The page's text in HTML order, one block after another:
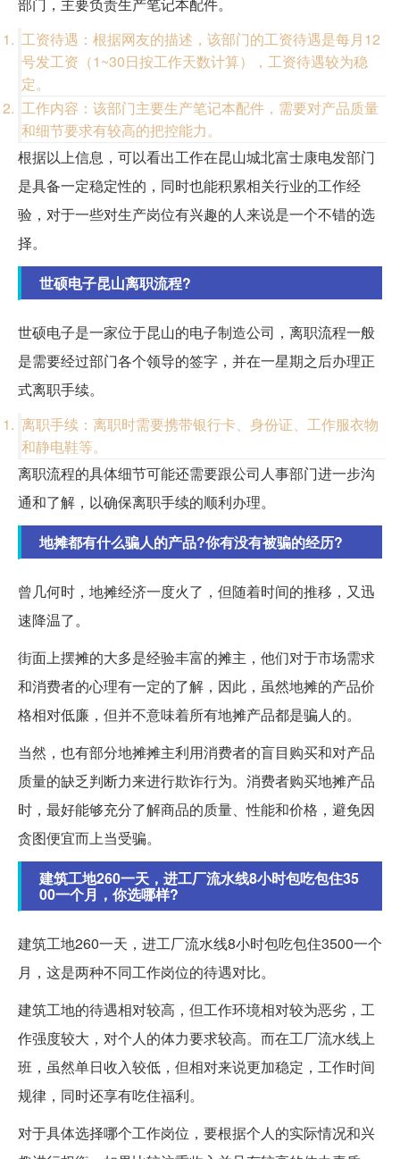
工资待遇：根据网友的描述，该部门的工资待遇是每月12
号发工资（1~30日按工作天数计算），工资待遇较为稳
定。
工作内容：该部门主要生产笔记本配件，需要对产品质量
和细节要求有较高的把控能力。
根据以上信息，可以看出工作在昆山城北富士康电发部门
是具备一定稳定性的，同时也能积累相关行业的工作经
验，对于一些对生产岗位有兴趣的人来说是一个不错的选
择。
世硕电子昆山离职流程?
世硕电子是一家位于昆山的电子制造公司，离职流程一般
是需要经过部门各个领导的签字，并在一星期之后办理正
式离职手续。
离职手续：离职时需要携带银行卡、身份证、工作服衣物
和静电鞋等。
离职流程的具体细节可能还需要跟公司人事部门进一步沟
通和了解，以确保离职手续的顺利办理。
地摊都有什么骗人的产品?你有没有被骗的经历?
曾几何时，地摊经济一度火了，但随着时间的推移，又迅
速降温了。
街面上摆摊的大多是经验丰富的摊主，他们对于市场需求
和消费者的心理有一定的了解，因此，虽然地摊的产品价
格相对低廉，但并不意味着所有地摊产品都是骗人的。
当然，也有部分地摊摊主利用消费者的盲目购买和对产品
质量的缺乏判断力来进行欺诈行为。消费者购买地摊产品
时，最好能够充分了解商品的质量、性能和价格，避免因
贪图便宜而上当受骗。
建筑工地260一天，进工厂流水线8小时包吃包住35
00一个月，你选哪样?
建筑工地260一天，进工厂流水线8小时包吃包住3500一个
月，这是两种不同工作岗位的待遇对比。
建筑工地的待遇相对较高，但工作环境相对较为恶劣，工
作强度较大，对个人的体力要求较高。而在工厂流水线上
班，虽然单日收入较低，但相对来说更加稳定，工作时间
规律，同时还享有吃住福利。
对于具体选择哪个工作岗位，要根据个人的实际情况和兴